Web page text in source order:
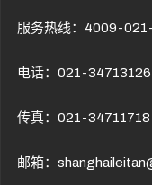
服务热线：4009-
电话：021-34713126
传真：021-34711718
邮箱：